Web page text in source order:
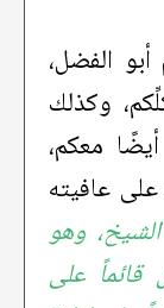
الفضل،
وكذلك
معكم،
على عافيته
وهو
قائماً على